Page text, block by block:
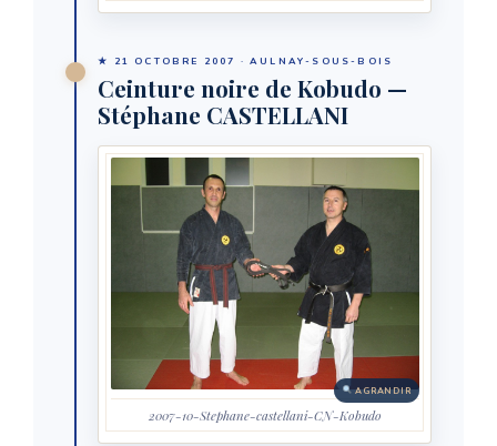
★ 21 OCTOBRE 2007 · AULNAY-SOUS-BOIS
Ceinture noire de Kobudo —
Stéphane CASTELLANI
AGRANDIR
2007-10-Stephane-castellani-CN-Kobudo